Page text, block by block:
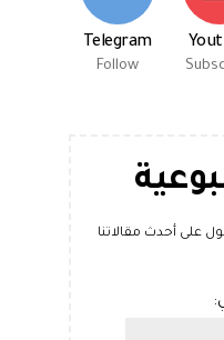
Telegram
Follow
على أحدث مقالاتنا